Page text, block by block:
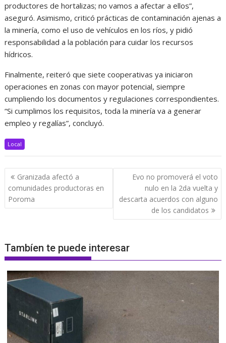
productores de hortalizas; no vamos a afectar a ellos”,
aseguró. Asimismo, criticó prácticas de contaminación ajenas a
la minería, como el uso de vehículos en los ríos, y pidió
responsabilidad a la población para cuidar los recursos
hídricos.
Finalmente, reiteró que siete cooperativas ya iniciaron
operaciones en zonas con mayor potencial, siempre
cumpliendo los documentos y regulaciones correspondientes.
“Si cumplimos los requisitos, toda la minería va a generar
empleo y regalías”, concluyó.
Local
Navegación
de
entradas
Granizada afectó a
comunidades productoras en
Poroma
Evo no promoverá el voto
nulo en la 2da vuelta y
descarta acuerdos con alguno
de los candidatos
Tambíen te puede interesar